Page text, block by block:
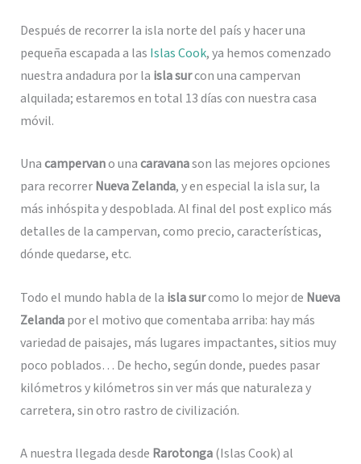
Después de recorrer la isla norte del país y hacer una
pequeña escapada a las Islas Cook, ya hemos comenzado
nuestra andadura por la isla surcon una campervan
alquilada; estaremos en total 13 días con nuestra casa
móvil.
Unacampervano unacaravanason las mejores opciones
para recorrerNueva Zelanda, y en especial la isla sur, la
más inhóspita y despoblada. Al final del post explico más
detalles de la campervan, como precio, características,
dónde quedarse, etc.
Todo el mundo habla de la isla surcomo lo mejor de Nueva
Zelandapor el motivo que comentaba arriba: hay más
variedad de paisajes, más lugares impactantes, sitios muy
poco poblados… De hecho, según donde, puedes pasar
kilómetros y kilómetros sin ver más que naturaleza y
carretera, sin otro rastro de civilización.
A nuestra llegada desde Rarotonga(Islas Cook) al